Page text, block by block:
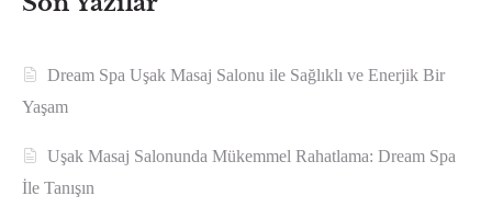
Dream Spa Uşak Masaj Salonu ile Sağlıklı ve Enerjik Bir
Yaşam
Uşak Masaj Salonunda Mükemmel Rahatlama: Dream Spa
İle Tanışın